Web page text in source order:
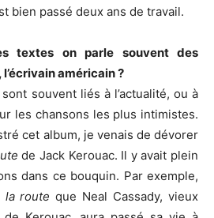
bien passé deux ans de travail.
textes on parle souvent des
américain ?
souvent liés à l’actualité, ou à
les chansons les plus intimistes.
cet album, je venais de dévorer
de Jack Kerouac. Il y avait plein
dans ce bouquin. Par exemple,
la route que Neal Cassady, vieux